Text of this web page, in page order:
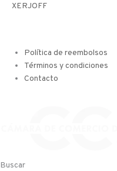
XERJOFF
Política de reembolsos
Términos y condiciones
Contacto
Buscar